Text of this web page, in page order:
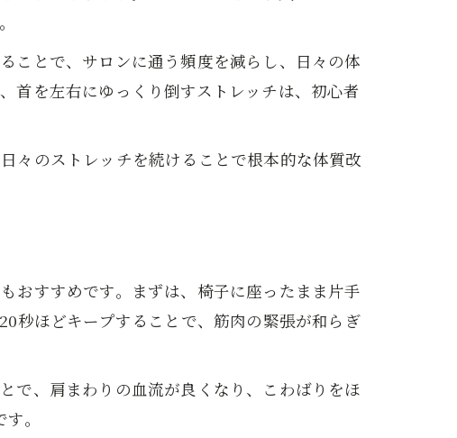
法
ことで、サロンに通う頻度を減らし、日々の体
首を左右にゆっくり倒すストレッチは、初心者
々のストレッチを続けることで根本的な体質改
おすすめです。まずは、椅子に座ったまま片手
秒ほどキープすることで、筋肉の緊張が和らぎ
で、肩まわりの血流が良くなり、こわばりをほ
。